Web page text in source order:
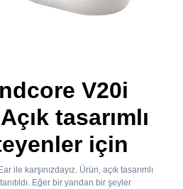
V20i
tasarımlı
için
ile karşınızdayız. Ürün, açık tasarımlı
Eğer bir yandan bir şeyler